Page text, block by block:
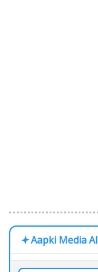
Aapki Media AI